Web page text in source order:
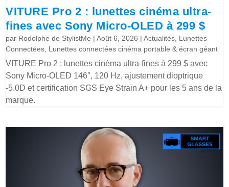
VITURE Pro 2 : lunettes cinéma ultra-
fines avec Sony Micro-OLED à 299 $
par Rodolphe de StylistMe |Août 6, 2026 |Actualités, Lunettes
Connectées, Lunettes connectées cinéma portable & écran géant
VITURE Pro 2 : lunettes cinéma ultra-fines à 299 $ avec
Sony Micro-OLED 146″, 120 Hz, ajustement dioptrique
-5.0D et certification SGS Eye Strain A+ pour les 5 ans de la
marque.